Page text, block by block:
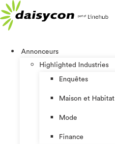
Aller
au
contenu
Annonceurs
Highlighted Industries
Enquêtes
Maison et Habitat
Mode
Finance